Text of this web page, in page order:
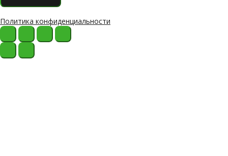
Политика конфиденциальности